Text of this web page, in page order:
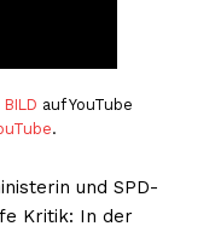
BILD auf YouTube
.
und SPD-
Kritik: In der